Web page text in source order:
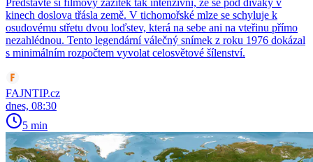
kinech doslova třásla země. V tichomořské mlze se schyluje k
osudovému střetu dvou loďstev, která na sebe ani na vteřinu přímo
nezahlédnou. Tento legendární válečný snímek z roku 1976 dokázal
s minimálním rozpočtem vyvolat celosvětové šílenství.
FAJNTIP.cz
dnes, 08:30
5 min